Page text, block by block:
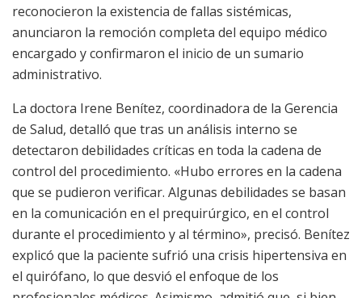
reconocieron la existencia de fallas sistémicas,
anunciaron la remoción completa del equipo médico
encargado y confirmaron el inicio de un sumario
administrativo.
La doctora Irene Benítez, coordinadora de la Gerencia
de Salud, detalló que tras un análisis interno se
detectaron debilidades críticas en toda la cadena de
control del procedimiento. «Hubo errores en la cadena
que se pudieron verificar. Algunas debilidades se basan
en la comunicación en el prequirúrgico, en el control
durante el procedimiento y al término», precisó. Benítez
explicó que la paciente sufrió una crisis hipertensiva en
el quirófano, lo que desvió el enfoque de los